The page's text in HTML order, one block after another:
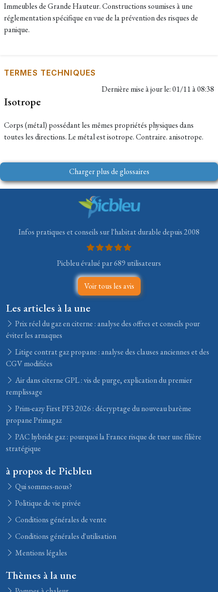
Immeubles de Grande Hauteur. Constructions soumises à une
réglementation spécifique en vue de la prévention des risques de
panique.
TERMES TECHNIQUES
Dernière mise à jour le:01/11 à 08:38
Isotrope
Corps (métal) possédant les mêmes propriétés physiques dans
toutes les directions. Le métal est isotrope. Contraire. anisotrope.
Charger plus de glossaires
Infos pratiques et conseils sur l'habitat durable depuis 2008
Picbleu évalué par 689 utilisateurs
Voir tous les avis
Les articles à la une
Prix réel du gaz en citerne : analyse des offres et conseils pour
éviter les arnaques
Litige contrat gaz propane : analyse des clauses anciennes et des
CGV modifiées
Air dans citerne GPL : vis de purge, explication du premier
remplissage
Prim-eazy First PF3 2026 : décryptage du nouveau barème
propane Primagaz
PAC hybride gaz : pourquoi la France risque de tuer une filière
stratégique
à propos de Picbleu
Qui sommes-nous?
Politique de vie privée
Conditions générales de vente
Conditions générales d'utilisation
Mentions légales
Thèmes à la une